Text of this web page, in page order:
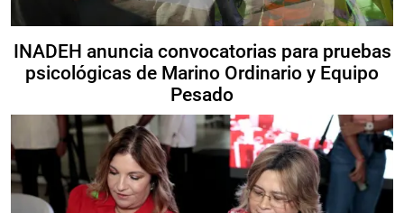
INADEH anuncia convocatorias para pruebas
psicológicas de Marino Ordinario y Equipo
Pesado